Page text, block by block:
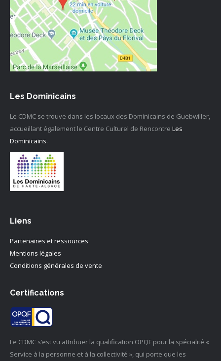
Les Dominicains
Le CDMC se trouve dans les locaux des Dominicains de Guebwiller,
accueillant également le Centre Culturel de Rencontre Les
Dominicains.
Liens
Partenaires et ressources
Mentions légales
Conditions générales de vente
Certifications
Le CDMC s’est vu attribuer la qualification OPQF pour la spécialité «
Service à la personne et à la collectivité », qui porte que les